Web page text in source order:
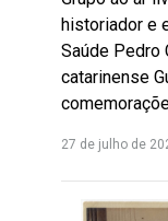
historiador e
Saúde Pedro
catarinense
27 de julho de